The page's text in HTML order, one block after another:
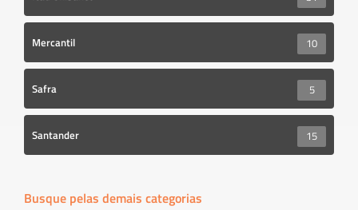
Mercantil 10
Safra 5
Santander 15
Busque pelas demais categorias